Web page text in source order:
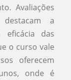
Avaliações
a
das
o curso vale
oferecem
onde é